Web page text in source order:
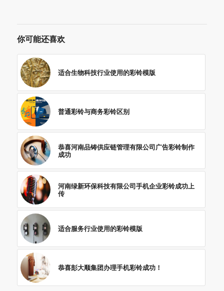
你可能还喜欢
适合生物科技行业使用的彩铃模版
普通彩铃与商务彩铃区别
恭喜河南品铸供应链管理有限公司广告彩铃制作
成功
河南绿新环保科技有限公司手机企业彩铃成功上
传
适合服务行业使用的彩铃模版
恭喜彭大顺集团办理手机彩铃成功！